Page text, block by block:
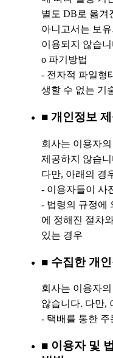
별도 DB로 옮겨
아니고서는 보
이용되지 않습니
ο 파기방법
- 전자적 파일형
생할 수 없는 기
■ 개인정보
회사는 이용자
제공하지 않습니
다만, 아래의 경
- 이용자들이 사
- 법령의 규정에
에 정해진 절차
있는 경우
■ 수집한 개
회사는 이용자
않습니다. 다만,
- 택배를 통한 주
■ 이용자 및